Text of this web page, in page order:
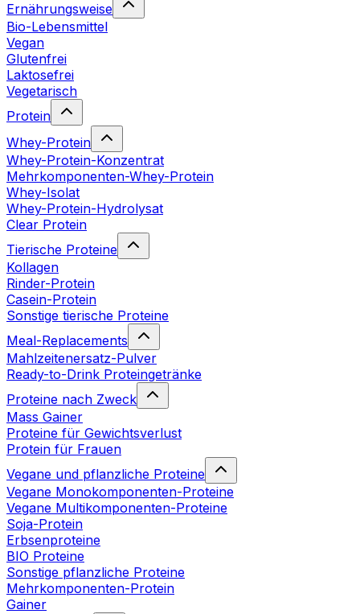
Ernährungsweise
Bio-Lebensmittel
Vegan
Glutenfrei
Laktosefrei
Vegetarisch
Protein
Whey-Protein
Whey-Protein-Konzentrat
Mehrkomponenten-Whey-Protein
Whey-Isolat
Whey-Protein-Hydrolysat
Clear Protein
Tierische Proteine
Kollagen
Rinder-Protein
Casein-Protein
Sonstige tierische Proteine
Meal-Replacements
Mahlzeitenersatz-Pulver
Ready-to-Drink Proteingetränke
Proteine nach Zweck
Mass Gainer
Proteine für Gewichtsverlust
Protein für Frauen
Vegane und pflanzliche Proteine
Vegane Monokomponenten-Proteine
Vegane Multikomponenten-Proteine
Soja-Protein
Erbsenproteine
BIO Proteine
Sonstige pflanzliche Proteine
Mehrkomponenten-Protein
Gainer